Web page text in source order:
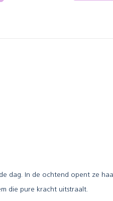
dag. In de ochtend opent ze
die pure kracht uitstraalt.